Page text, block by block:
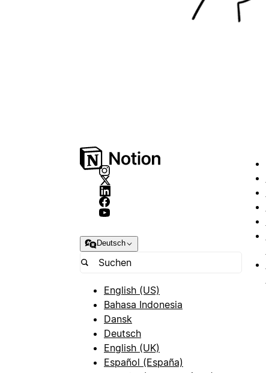
Deutsch
English (US)
Bahasa Indonesia
Dansk
Deutsch
English (UK)
Español (España)